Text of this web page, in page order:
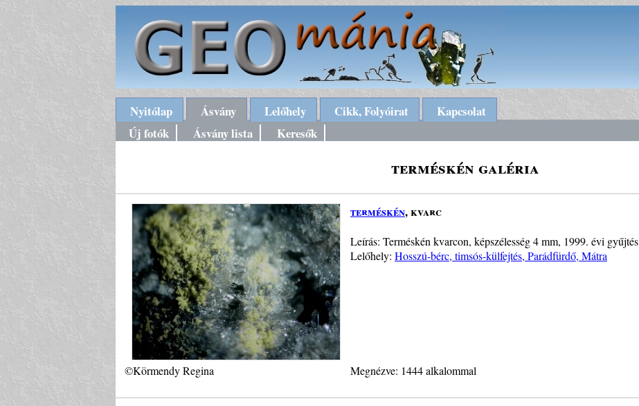
Nyitólap Ásvány Lelőhely Cikk, Folyóirat
Kapcsolat
Új fotók
Ásvány lista Keresők
terméskén galéria
terméskén, kvarc
Leírás: Terméskén kvarcon, képszélesség 4 mm, 1999. évi gyűjtés
Lelőhely: Hosszú-bérc, timsós-külfejtés, Parádfürdő, Mátra
©Körmendy Regina Megnézve: 1444 alkalommal